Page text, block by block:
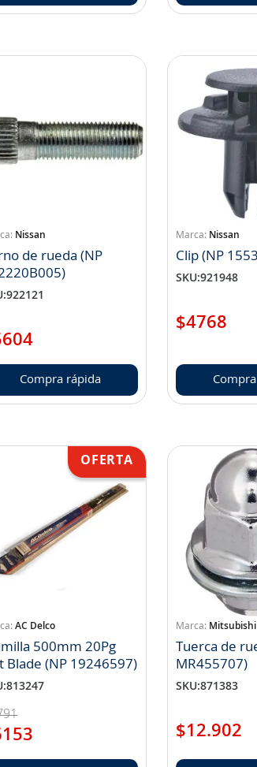
Nissan
de rueda (NP
:922121
Compra rápida
Nissan
Clip (NP
SKU:921948
$4768
AC Delco
500mm 20Pg
Blade (NP 19246597)
:813247
Mitsubishi
Tuerca de
MR455707)
SKU:871383
$12.902